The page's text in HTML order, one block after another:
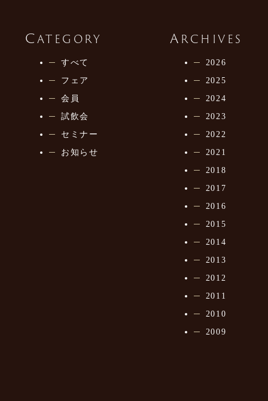
CATEGORY
すべて
フェア
会員
試飲会
セミナー
お知らせ
A RCHIVES
2026
2025
2024
2023
2022
2021
2018
2017
2016
2015
2014
2013
2012
2011
2010
2009